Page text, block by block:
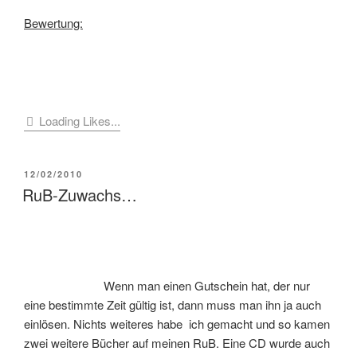
Bewertung:
Loading Likes...
VERÖFFENTLICHT
AM
12/02/2010
RuB-Zuwachs…
Wenn man einen Gutschein hat, der nur
eine bestimmte Zeit gültig ist, dann muss man ihn ja auch
einlösen. Nichts weiteres habe ich gemacht und so kamen
zwei weitere Bücher auf meinen RuB. Eine CD wurde auch